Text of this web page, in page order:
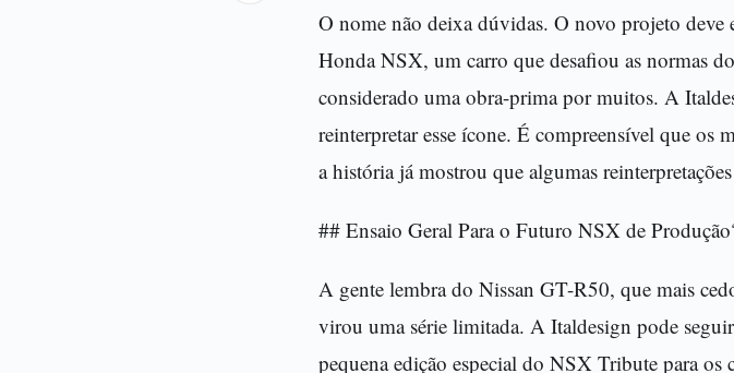
O nome não deixa dúvidas. O novo projeto deve
Honda NSX, um carro que desafiou as normas
considerado uma obra-prima por muitos. A
reinterpretar esse ícone. É compreensível que os
a história já mostrou que algumas
## Ensaio Geral Para o Futuro NSX de
A gente lembra do Nissan GT-R50, que mais
virou uma série limitada. A Italdesign pode
pequena edição especial do NSX Tribute para